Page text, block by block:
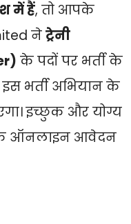
में हैं, तो आपके
नेट्रेनी
के पदों पर भर्ती के
भर्ती अभियान के
इच्छुक और योग्य
ऑनलाइन आवेदन